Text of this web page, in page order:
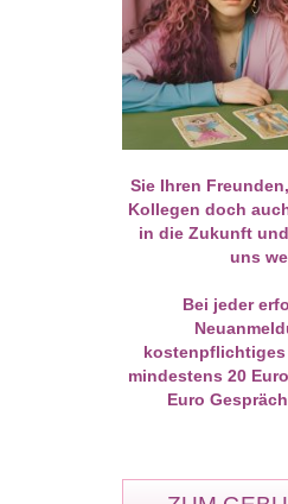
mein allererstes Gespräch
geführt und direkt
Volltreffer gelandet! Ich war
total
hat die Sache ohne
analysiert und mir
gesagt, wie sich die
verhalten wird. Gestern
wie von ihm gesehen.
pragmatische und ehrliche
einfach Gold wert.
der
Sie Ihren
Kollegen doch
in die Zukunft
uns
Bei jeder
kostenpflichtiges
mindestens 20
Euro